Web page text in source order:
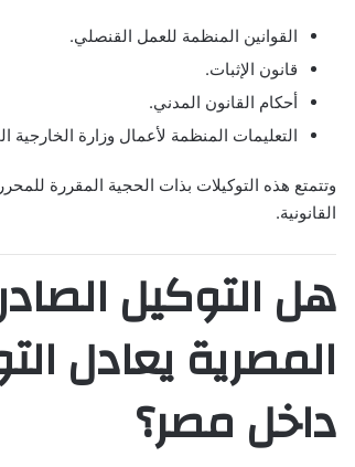
القوانين المنظمة للعمل القنصلي.
قانون الإثبات.
أحكام القانون المدني.
التعليمات المنظمة لأعمال وزارة الخارجية
وتتمتع هذه التوكيلات بذات الحجية المقررة
القانونية.
هل التوكيل
المصرية يعادل
داخل مصر؟